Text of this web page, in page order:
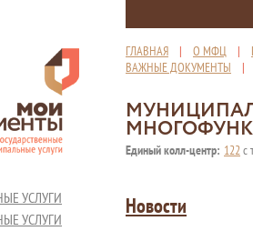
ГЛАВНАЯ | О МФЦ |
ВАЖНЫЕ ДОКУМЕНТЫ
Единый колл-центр: 122с
УСЛУГИ
УСЛУГИ
Новости